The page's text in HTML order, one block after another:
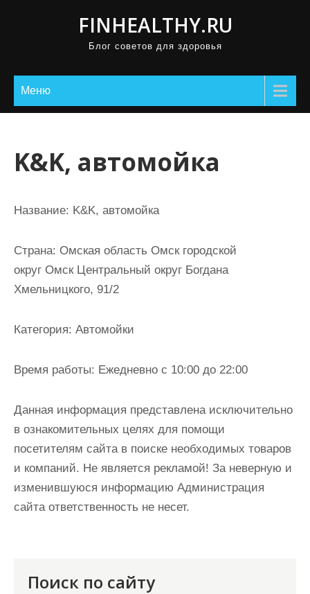
FINHEALTHY.RU
Блог советов для здоровья
Меню
K&K, автомойка
Название: K&K, автомойка
Страна: Омская область Омск городской
округ Омск Центральный округ Богдана
Хмельницкого, 91/2
Категория: Автомойки
Время работы: Ежедневно с 10:00 до 22:00
Данная информация представлена исключительно
в ознакомительных целях для помощи
посетителям сайта в поиске необходимых товаров
и компаний. Не является рекламой! За неверную и
изменившуюся информацию Администрация
сайта ответственность не несет.
Поиск по сайту